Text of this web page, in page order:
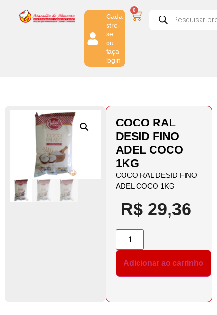
Cada
stre-
se
ou
faça
login
0
COCO RAL
DESID FINO
ADEL COCO
1KG
COCO RAL DESID FINO
ADEL COCO 1KG
R$ 29,36
Adicionar ao carrinho